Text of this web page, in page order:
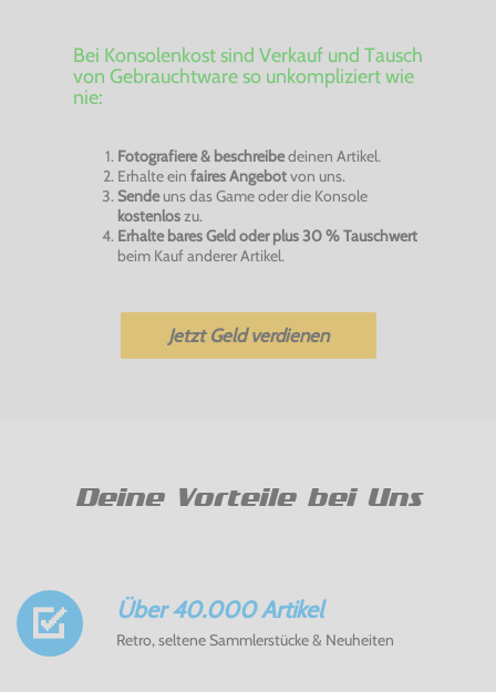
Bei Konsolenkost sind Verkauf und Tausch
von Gebrauchtware so unkompliziert wie
nie:
Fotografiere & beschreibedeinen Artikel.
Erhalte ein faires Angebotvon uns.
Sendeuns das Game oder die Konsole
kostenloszu.
Erhalte bares Geld oder plus 30 % Tauschwert
beim Kauf anderer Artikel.
Jetzt Geld verdienen
Deine Vorteile bei Uns
Über 40.000 Artikel
Retro, seltene Sammlerstücke & Neuheiten